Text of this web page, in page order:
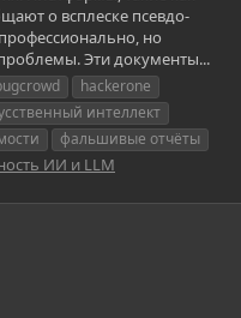
о всплеске псевдо-
но
Эти документы...
hackerone
интеллект
фальшивые отчёты
ИИ и LLM